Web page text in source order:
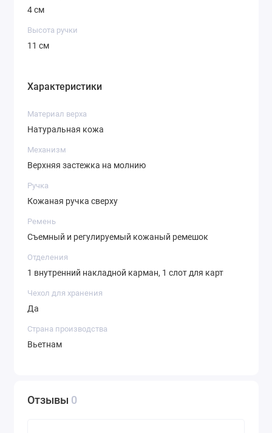
4 см
Высота ручки
11 см
Характеристики
Материал верха
Натуральная кожа
Механизм
Верхняя застежка на молнию
Ручка
Кожаная ручка сверху
Ремень
Съемный и регулируемый кожаный ремешок
Отделения
1 внутренний накладной карман, 1 слот для карт
Чехол для хранения
Да
Страна производства
Вьетнам
Отзывы 0